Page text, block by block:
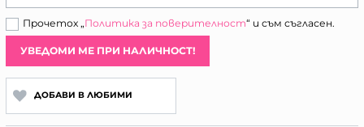
Прочетох „Политика за поверителност“ и съм съгласен.
УВЕДОМИ МЕ ПРИ НАЛИЧНОСТ!
ДОБАВИ В ЛЮБИМИ